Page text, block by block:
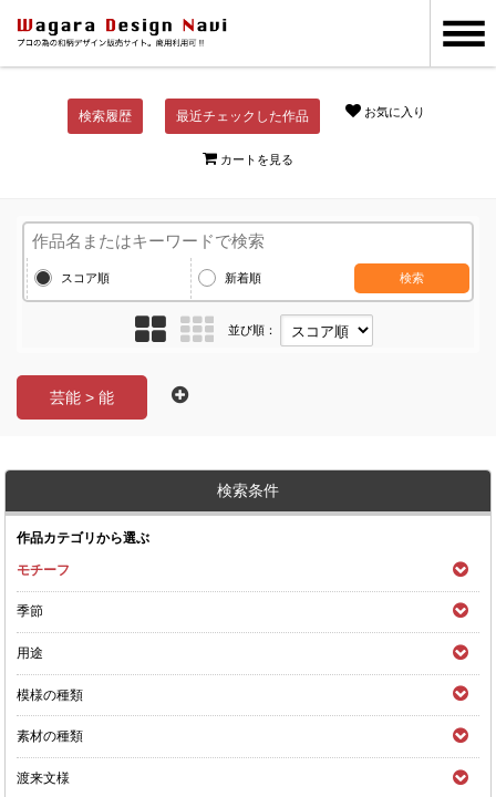
検索履歴 最近チェックした作品 お気に入り
カートを見る
スコア順 新着順 検索
並び順：
芸能 > 能
検索条件
作品カテゴリから選ぶ
モチーフ
季節
用途
模様の種類
素材の種類
渡来文様